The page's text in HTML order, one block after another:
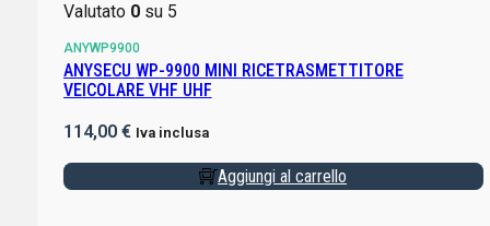
Valutato 0su 5
ANYWP9900
ANYSECU WP-9900 MINI RICETRASMETTITORE
VEICOLARE VHF UHF
114,00 € Iva inclusa
Aggiungi al carrello